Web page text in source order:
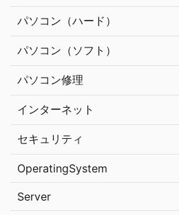
パソコン（ハード）
パソコン（ソフト）
パソコン修理
インターネット
セキュリティ
OperatingSystem
Server